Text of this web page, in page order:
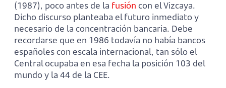
(1987), poco antes de la fusión con el Vizcaya.
Dicho discurso planteaba el futuro inmediato y
necesario de la concentración bancaria. Debe
recordarse que en 1986 todavía no había bancos
españoles con escala internacional, tan sólo el
Central ocupaba en esa fecha la posición 103 del
mundo y la 44 de la CEE.